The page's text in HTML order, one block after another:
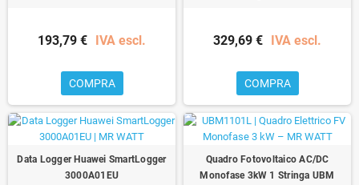
193,79 € IVA escl.
COMPRA
329,69 € IVA escl.
COMPRA
Data Logger Huawei SmartLogger
3000A01EU
Quadro Fotovoltaico AC/DC
Monofase 3kW 1 Stringa UBM